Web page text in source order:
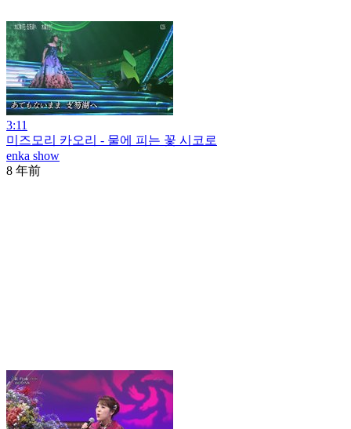
3:11
미즈모리 카오리 - 물에 피는 꽃 시코로
enka show
8 年前